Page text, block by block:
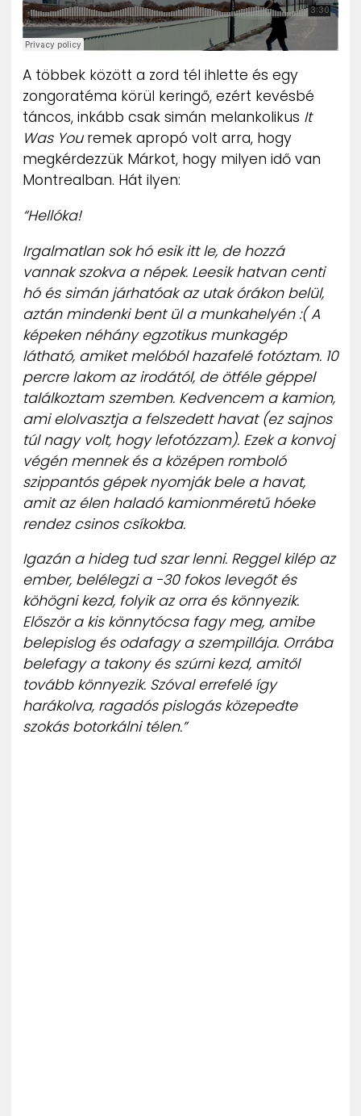
A többek között a zord tél ihlette és egy
zongoratéma körül keringő, ezért kevésbé
táncos, inkább csak simán melankolikus It
Was Youremek apropó volt arra, hogy
megkérdezzük Márkot, hogy milyen idő van
Montrealban. Hát ilyen:
“Hellóka!
Irgalmatlan sok hó esik itt le, de hozzá
vannak szokva a népek. Leesik hatvan centi
hó és simán járhatóak az utak órákon belül,
aztán mindenki bent ül a munkahelyén :( A
képeken néhány egzotikus munkagép
látható, amiket melóból hazafelé fotóztam. 10
percre lakom az irodától, de ötféle géppel
találkoztam szemben. Kedvencem a kamion,
ami elolvasztja a felszedett havat (ez sajnos
túl nagy volt, hogy lefotózzam). Ezek a konvoj
végén mennek és a középen romboló
szippantós gépek nyomják bele a havat,
amit az élen haladó kamionméretű hóeke
rendez csinos csíkokba.
Igazán a hideg tud szar lenni. Reggel kilép az
ember, belélegzi a -30 fokos levegőt és
köhögni kezd, folyik az orra és könnyezik.
Először a kis könnytócsa fagy meg, amibe
belepislog és odafagy a szempillája. Orrába
belefagy a takony és szúrni kezd, amitől
tovább könnyezik. Szóval errefelé így
harákolva, ragadós pislogás közepedte
szokás botorkálni télen.”